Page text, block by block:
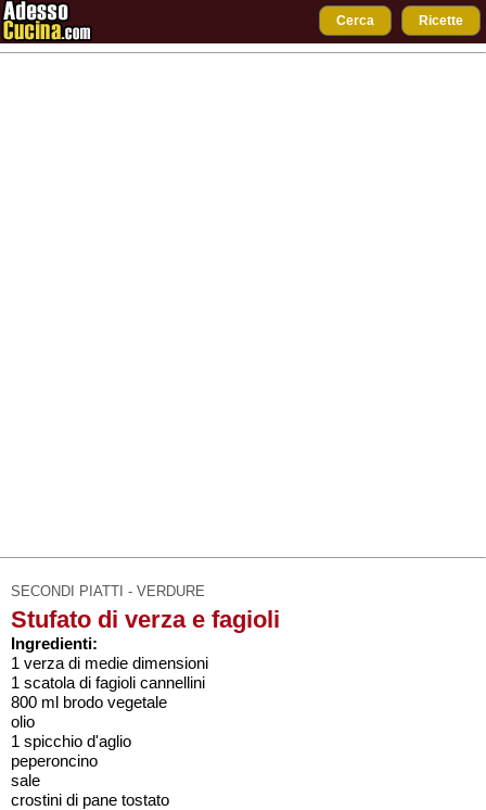
Cerca Ricette
SECONDI PIATTI - VERDURE
Stufato di verza e fagioli
Ingredienti:
1 verza di medie dimensioni
1 scatola di fagioli cannellini
800 ml brodo vegetale
olio
1 spicchio d'aglio
peperoncino
sale
crostini di pane tostato